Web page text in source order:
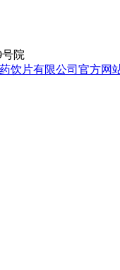
院